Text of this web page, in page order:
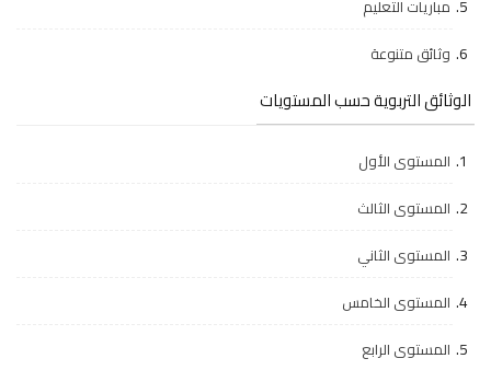
مباريات التعليم
وثائق متنوعة
الوثائق التربوية حسب المستويات
المستوى الأول
المستوى الثالث
المستوى الثاني
المستوى الخامس
المستوى الرابع